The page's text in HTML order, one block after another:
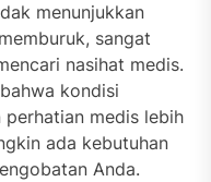
menunjukkan
sangat
nasihat medis.
kondisi
perhatian medis lebih
ada kebutuhan
Anda.